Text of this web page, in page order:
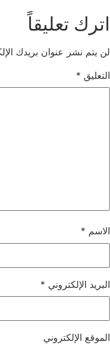
اترك تعليقاً
لن يتم نشر عنوان بريدك
التعليق *
الاسم *
البريد الإلكتروني *
الموقع الإلكتروني